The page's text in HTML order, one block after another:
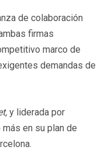
de colaboración
firmas
marco de
demandas de
y liderada por
en su plan de